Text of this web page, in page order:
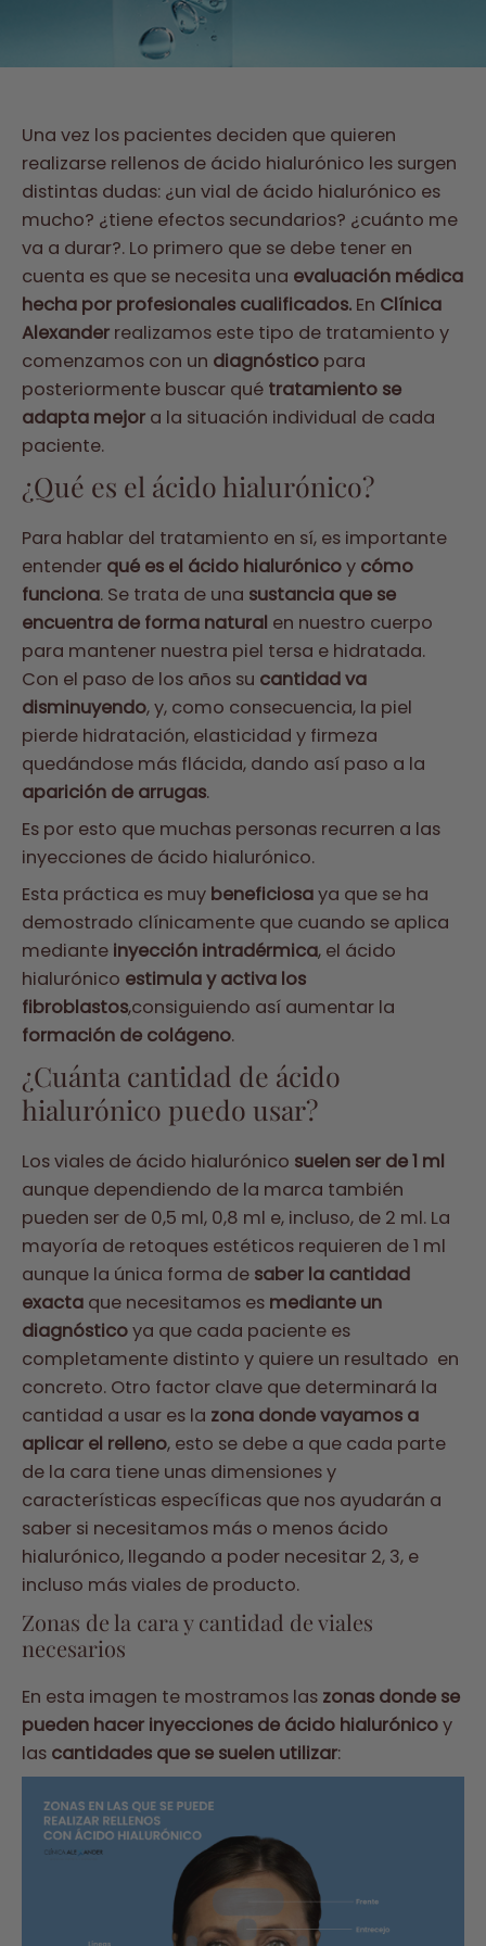
Una vez los pacientes deciden que quieren
realizarse rellenos de ácido hialurónico les surgen
distintas dudas: ¿un vial de ácido hialurónico es
mucho? ¿tiene efectos secundarios? ¿cuánto me
va a durar?. Lo primero que se debe tener en
cuenta es que se necesita una evaluación médica
hecha por profesionales cualificados. En Clínica
Alexander realizamos este tipo de tratamiento y
comenzamos con un diagnóstico para
posteriormente buscar qué tratamiento se
adapta mejor a la situación individual de cada
paciente.
¿Qué es el ácido hialurónico?
Para hablar del tratamiento en sí, es importante
entender qué es el ácido hialurónicoy cómo
funciona. Se trata de una sustancia que se
encuentra de forma natural en nuestro cuerpo
para mantener nuestra piel tersa e hidratada.
Con el paso de los años su cantidad va
disminuyendo,y, como consecuencia, la piel
pierde hidratación, elasticidad y firmeza
quedándose más flácida, dando así paso a la
aparición de arrugas.
Es por esto que muchas personas recurren a las
inyecciones de ácido hialurónico.
Esta práctica es muy beneficiosaya que se ha
demostrado clínicamente que cuando se aplica
mediante inyección intradérmica, el ácido
hialurónico estimula y activa los
fibroblastos,consiguiendo así aumentar la
formación de colágeno.
¿Cuánta cantidad de ácido
hialurónico puedo usar?
Los viales de ácido hialurónico suelen ser de 1 ml
aunque dependiendo de la marca también
pueden ser de 0,5 ml, 0,8 ml e, incluso, de 2 ml. La
mayoría de retoques estéticos requieren de 1 ml
aunque la única forma de saber la cantidad
exacta que necesitamos es mediante un
diagnósticoya que cada paciente es
completamente distinto y quiere un resultado en
concreto. Otro factor clave que determinará la
cantidad a usar es la zona donde vayamos a
aplicar el relleno, esto se debe a que cada parte
de la cara tiene unas dimensiones y
características específicas que nos ayudarán a
saber si necesitamos más o menos ácido
hialurónico, llegando a poder necesitar 2, 3, e
incluso más viales de producto.
Zonas de la cara y cantidad de viales
necesarios
En esta imagen te mostramos las zonas donde se
pueden hacer inyecciones de ácido hialurónicoy
las cantidades que se suelen utilizar: